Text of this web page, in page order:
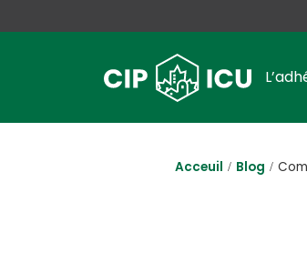
Acceuil Blog